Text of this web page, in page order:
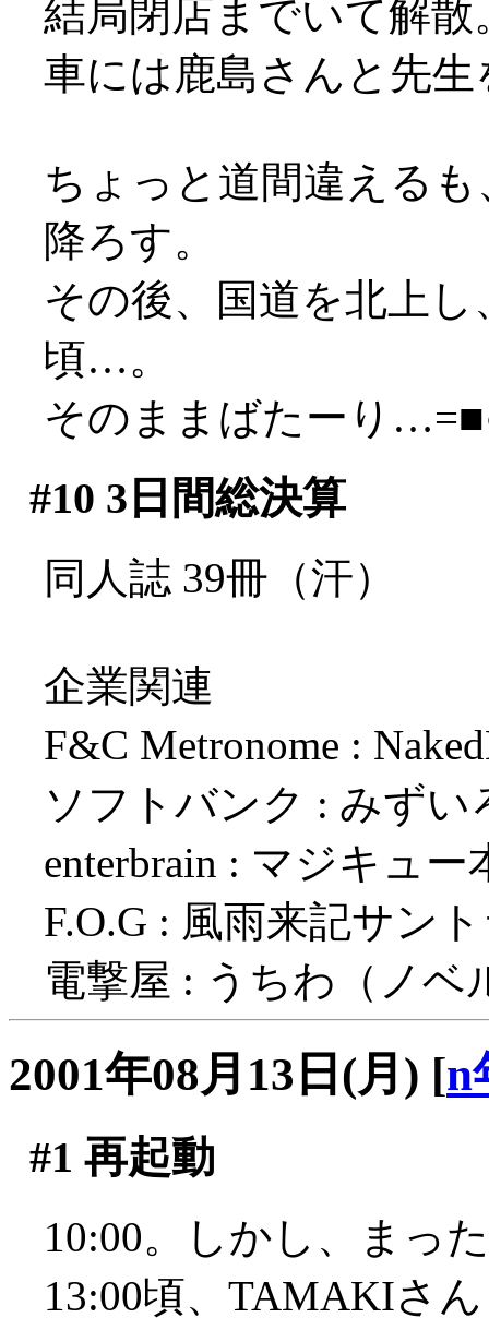
結局閉店までいて解散
車には鹿島さんと先
ちょっと道間違える
降ろす。
その後、国道を北上
頃…。
そのままばたーり
#10 3日間総決算
同人誌 39冊（汗）
企業関連
F&C Metronome :
ソフトバンク : みずい
enterbrain : マジキュー
F.O.G : 風雨来記サン
電撃屋 : うちわ（ノベ
2001年08月13日(月) [n
#1 再起動
10:00。しかし、まっ
13:00頃、TAMAKIさ